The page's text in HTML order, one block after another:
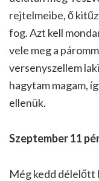
rejtelmeibe, ő
fog. Azt kell
vele meg a
versenyszellem
hagytam magam,
ellenük.
Szeptember 11
Még kedd délelőtt